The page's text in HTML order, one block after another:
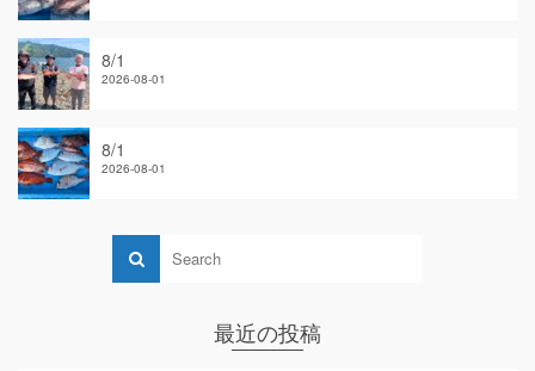
8/1
2026-08-01
8/1
2026-08-01
最近の投稿